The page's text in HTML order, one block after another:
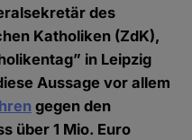
des
Katholiken (ZdK),
in Leipzig
Aussage vor allem
gegen den
über 1 Mio. Euro